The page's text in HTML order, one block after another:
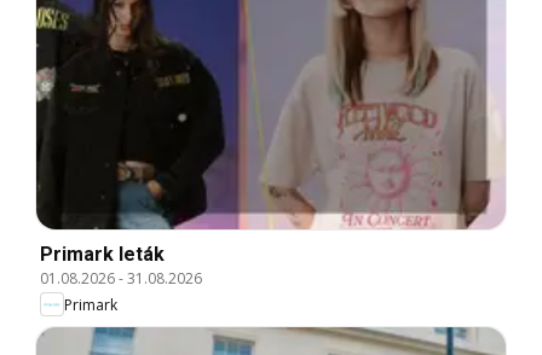
Primark leták
01.08.2026-31.08.2026
Primark